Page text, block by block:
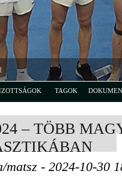
TAGOK
– TÖBB
matsz - 2024-10-30